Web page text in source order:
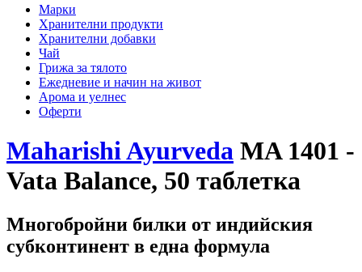
Марки
Хранителни продукти
Хранителни добавки
Чай
Грижа за тялото
Ежедневие и начин на живот
Арома и уелнес
Оферти
Maharishi Ayurveda MA 1401 -
Vata Balance, 50 таблетка
Многобройни билки от индийския
субконтинент в една формула